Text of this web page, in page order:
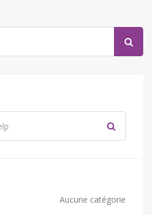
Aucune catégorie